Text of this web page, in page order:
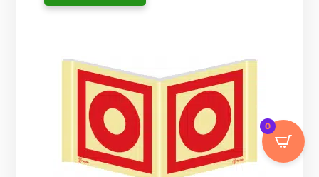
The
options
chosen
0